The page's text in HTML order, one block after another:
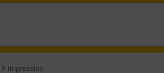
Impression